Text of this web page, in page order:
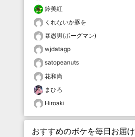
鈴美紅
くれないか豚を
暴愚男(ボーグマン)
wjdatagp
satopeanuts
花和尚
まひろ
Hiroaki
おすすめのボケを毎日お届け